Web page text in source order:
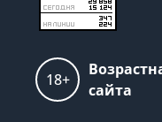
18+
сайта